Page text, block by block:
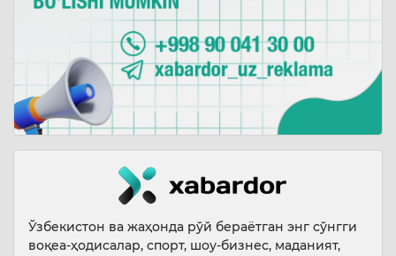
Ўзбекистон ва жаҳонда рўй бераётган энг сўнгги
воқеа-ҳодисалар, спорт, шоу-бизнес, маданият,